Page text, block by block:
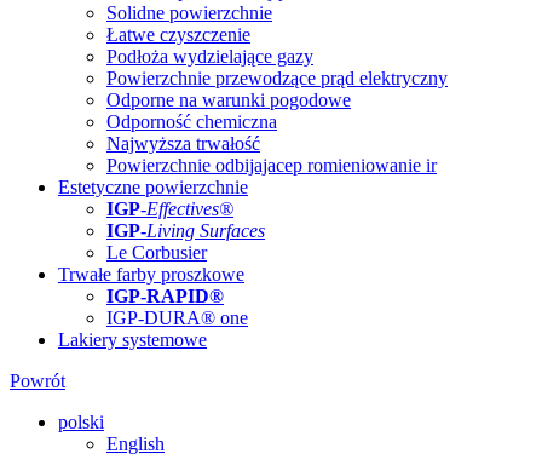
Solidne powierzchnie
Łatwe czyszczenie
Podłoża wydzielające gazy
Powierzchnie przewodzące prąd elektryczny
Odporne na warunki pogodowe
Odporność chemiczna
Najwyższa trwałość
Powierzchnie odbijajacep romieniowanie ir
Estetyczne powierzchnie
IGP-Effectives®
IGP-Living Surfaces
Le Corbusier
Trwałe farby proszkowe
IGP-RAPID®
IGP-DURA® one
Lakiery systemowe
Powrót
polski
English